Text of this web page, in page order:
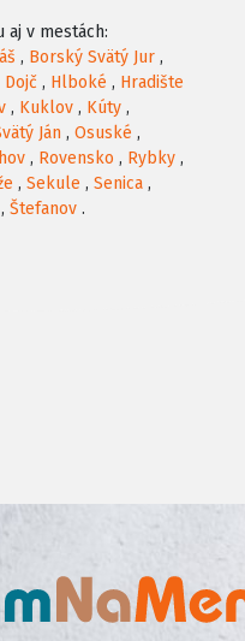
aj v mestách:
, Borský Svätý Jur ,
Dojč , Hlboké , Hradište
, Kuklov , Kúty ,
Ján , Osuské ,
, Rovensko , Rybky ,
, Sekule , Senica ,
, Štefanov .